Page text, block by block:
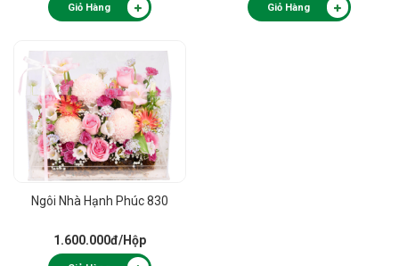
Giỏ Hàng Giỏ Hàng
Ngôi Nhà Hạnh Phúc 830
1.600.000đ/Hộp